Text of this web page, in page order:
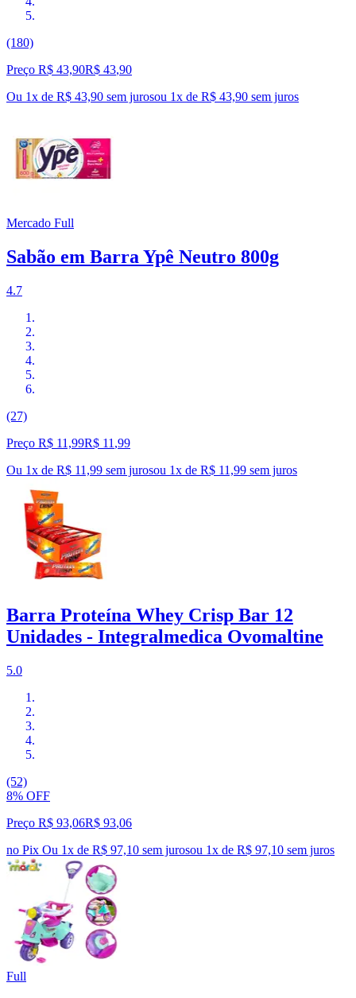
(180)
Preço R$ 43,90R$ 43,90
Ou 1x de R$ 43,90 sem jurosou 1x de R$ 43,90 sem juros
Mercado Full
Sabão em Barra Ypê Neutro 800g
4.7
(27)
Preço R$ 11,99R$ 11 ,99
Ou 1x de R$ 11,99 sem jurosou 1x de R$ 11,99 sem juros
Barra Proteína Whey Crisp Bar 12
Unidades - Integralmedica Ovomaltine
5.0
(52)
8% OFF
Preço R$ 93,06R$ 93,06
no Pix Ou 1x de R$ 97,10 sem jurosou 1x de R$ 97,10 sem juros
Full